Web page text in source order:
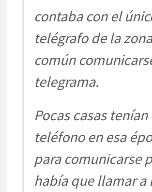
contaba con el
telégrafo de la
común
telegrama.
Pocas casas tenían
teléfono en esa
para comunicarse
había que llamar a